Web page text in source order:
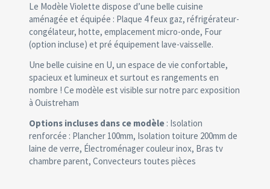
Le Modèle Violette dispose d’une belle cuisine
aménagée et équipée : Plaque 4 feux gaz, réfrigérateur-
congélateur, hotte, emplacement micro-onde, Four
(option incluse) et pré équipement lave-vaisselle.
Une belle cuisine en U, un espace de vie confortable,
spacieux et lumineux et surtout es rangements en
nombre ! Ce modèle est visible sur notre parc exposition
à Ouistreham
Options incluses dans ce modèle : Isolation
renforcée : Plancher 100mm, Isolation toiture 200mm de
laine de verre, Électroménager couleur inox, Bras tv
chambre parent, Convecteurs toutes pièces